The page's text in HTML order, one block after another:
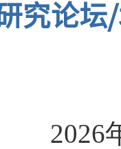
究论坛
2026